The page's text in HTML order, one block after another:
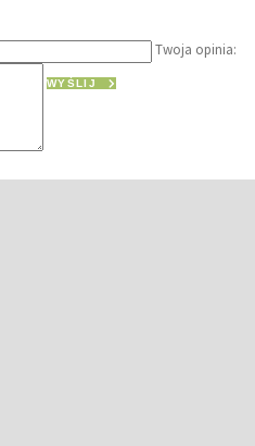
Twoja opinia:
WYŚLIJ